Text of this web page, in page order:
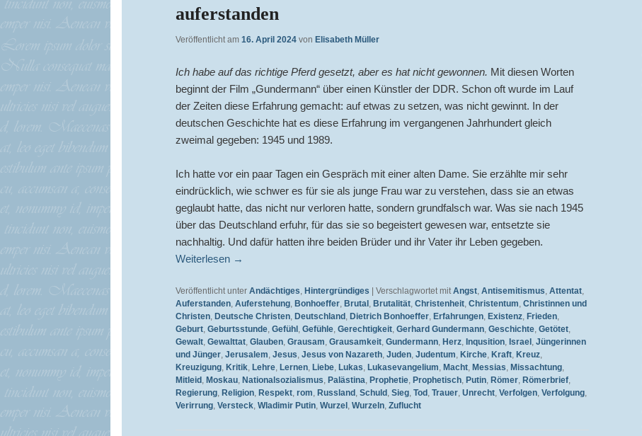
auferstanden
Veröffentlicht am 16. April 2024 von Elisabeth Müller
Ich habe auf das richtige Pferd gesetzt, aber es hat nicht gewonnen. Mit diesen Worten
beginnt der Film „Gundermann“ über einen Künstler der DDR. Schon oft wurde im Lauf
der Zeiten diese Erfahrung gemacht: auf etwas zu setzen, was nicht gewinnt. In der
deutschen Geschichte hat es diese Erfahrung im vergangenen Jahrhundert gleich
zweimal gegeben: 1945 und 1989.
Ich hatte vor ein paar Tagen ein Gespräch mit einer alten Dame. Sie erzählte mir sehr
eindrücklich, wie schwer es für sie als junge Frau war zu verstehen, dass sie an etwas
geglaubt hatte, das nicht nur verloren hatte, sondern grundfalsch war. Was sie nach 1945
über das Deutschland erfuhr, für das sie so begeistert gewesen war, entsetzte sie
nachhaltig. Und dafür hatten ihre beiden Brüder und ihr Vater ihr Leben gegeben.
Weiterlesen →
Veröffentlicht unter Andächtiges, Hintergründiges Verschlagwortet mit Angst, Antisemitismus, Attentat,
Auferstanden, Auferstehung, Bonhoeffer, Brutal , Brutalität, Christenheit, Christentum, Christinnen und
Christen, Deutsche Christen, Deutschland , Dietrich Bonhoeffer, Erfahrungen, Existenz, Frieden,
Geburt, Geburtsstunde, Gefühl , Gefühle, Gerechtigkeit, Gerhard Gundermann, Geschichte, Getötet,
Gewalt, Gewalttat, Glauben, Grausam, Grausamkeit, Gundermann, Herz, Inqusition, Israel , Jüngerinnen
und Jünger, Jerusalem, Jesus, Jesus von Nazareth, Juden, Judentum, Kirche, Kraft, Kreuz,
Kreuzigung, Kritik, Lehre, Lernen, Liebe, Lukas, Lukasevangelium, Macht, Messias, Missachtung,
Mitleid , Moskau, Nationalsozialismus, Palästina, Prophetie, Prophetisch, Putin, Römer, Römerbrief,
Regierung, Religion, Respekt, rom, Russland , Schuld , Sieg, Tod , Trauer, Unrecht, Verfolgen, Verfolgung,
Verirrung, Versteck, Wladimir Putin, Wurzel , Wurzeln, Zuflucht